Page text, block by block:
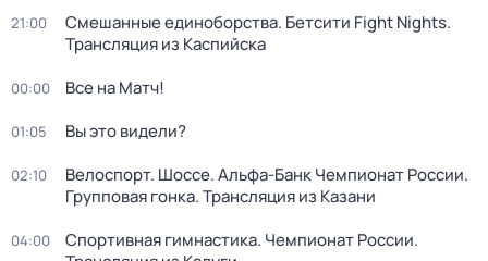
21:00
Смешанные единоборства. Бетсити Fight Nights.
Трансляция из Каспийска
00:00 Все на Матч!
01:05 Вы это видели?
02:10
Велоспорт. Шоссе. Альфа-Банк Чемпионат России.
Групповая гонка. Трансляция из Казани
04:00
Спортивная гимнастика. Чемпионат России.